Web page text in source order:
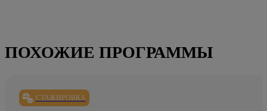
ПОХОЖИЕ ПРОГРАММЫ
СТАЖИРОВКА